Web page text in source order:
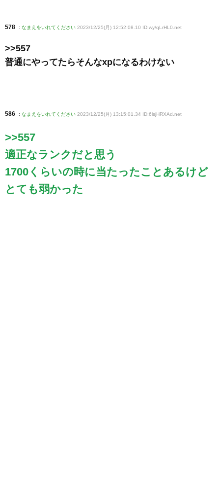
578 : なまえをいれてください 2023/12/25(月) 12:52:08.10 ID:wy/qLrHL0 .net
>>557
普通にやってたらそんなxpになるわけない
586 : なまえをいれてください 2023/12/25(月) 13:15:01.34 ID:6lsjHRXAd .net
>>557
適正なランクだと思う
1700くらいの時に当たったことあるけど
とても弱かった